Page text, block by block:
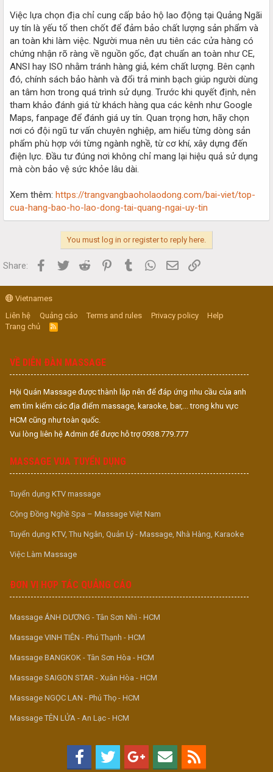
Việc lựa chọn địa chỉ cung cấp bảo hộ lao động tại Quảng Ngãi
uy tín là yếu tố then chốt để đảm bảo chất lượng sản phẩm và
an toàn khi làm việc. Người mua nên ưu tiên các cửa hàng có
chứng nhận rõ ràng về nguồn gốc, đạt chuẩn an toàn như CE,
ANSI hay ISO nhằm tránh hàng giả, kém chất lượng. Bên cạnh
đó, chính sách bảo hành và đổi trả minh bạch giúp người dùng
an tâm hơn trong quá trình sử dụng. Trước khi quyết định, nên
tham khảo đánh giá từ khách hàng qua các kênh như Google
Maps, fanpage để đánh giá uy tín. Quan trọng hơn, hãy chọn
nơi có đội ngũ tư vấn chuyên nghiệp, am hiểu từng dòng sản
phẩm phù hợp với từng ngành nghề, từ cơ khí, xây dựng đến
điện lực. Đầu tư đúng nơi không chỉ mang lại hiệu quả sử dụng
mà còn bảo vệ sức khỏe lâu dài.
Xem thêm: https://trangvangbaoholaodong.com/bai-viet/top-
cua-hang-bao-ho-lao-dong-tai-quang-ngai-uy-tin
You must log in or register to reply here.
Share: Facebook
Twitter Reddit PinterestTumblr WhatsApp
Email
Vietnames
Liên hệ
Quảng cáo Terms and rules Privacy policy
Help
Trang chủ
R
S
VỀ DIỄN ĐÀN MASSAGE
Hội Quán Massage được thành lập nên để đáp ứng nhu cầu của anh
em tìm kiếm các địa điểm massage, karaoke, bar,... trong khu vực
HCM cũng như toàn quốc.
Vui lòng liên hệ Admin để được hỗ trợ 0938.779.777
MASSAGE VUA TUYỂN DỤNG
Tuyển dụng KTV massage
Cộng Đồng Nghề Spa – Massage Việt Nam
Tuyển dụng KTV, Thu Ngân, Quản Lý - Massage, Nhà Hàng, Karaoke
Việc Làm Massage
ĐƠN VỊ HỢP TÁC QUẢNG CÁO
Massage ÁNH DƯƠNG - Tân Sơn Nhì - HCM
Massage VINH TIÊN - Phú Thạnh - HCM
Massage BANGKOK - Tân Sơn Hòa - HCM
Massage SAIGON STAR - Xuân Hòa - HCM
Massage NGỌC LAN - Phú Thọ - HCM
Massage TÊN LỬA - An Lạc - HCM